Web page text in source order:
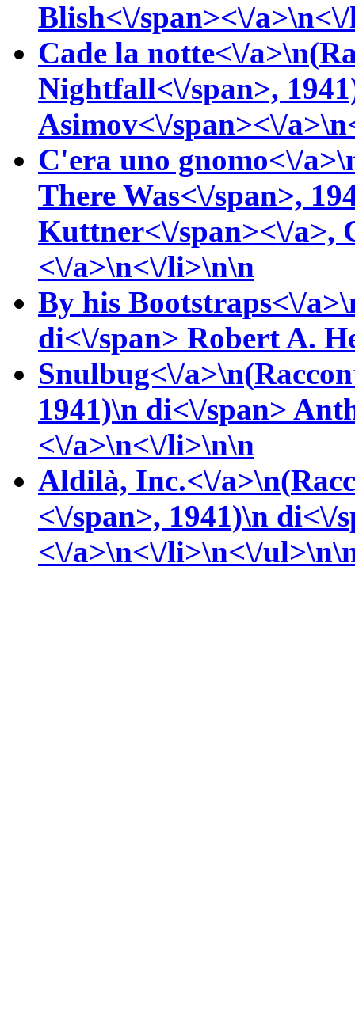
Blish<\/span><\/
Cade la notte<\/a>\n(
Nightfall<\/span>,
Asimov<\/span><\/
C'era uno gnomo<\/
There Was<\/span>,
Kuttner<\/span><\/a>,
<\/a>\n<\/li>\n\n
By his Bootstraps<\/
di<\/span> Robert A.
Snulbug<\/a>\n(
1941)\n di<\/span>
<\/a>\n<\/li>\n\n
Aldilà, Inc.<\/a>\n(
<\/span>, 1941)\n di<\/
<\/a>\n<\/li>\n<\/